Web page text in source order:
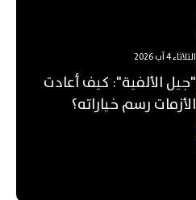
الثلاثاء 4 آب 2026
"جيل الألفية": كيف أعادت
الأزمات رسم خياراته؟